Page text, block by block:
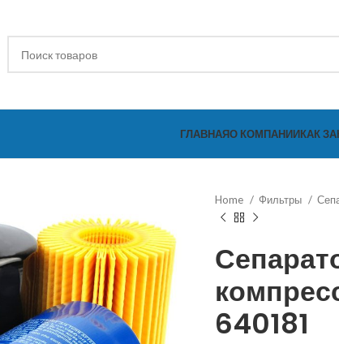
ГЛАВНАЯО КОМПАНИИКАК
Home Фильтры
640181